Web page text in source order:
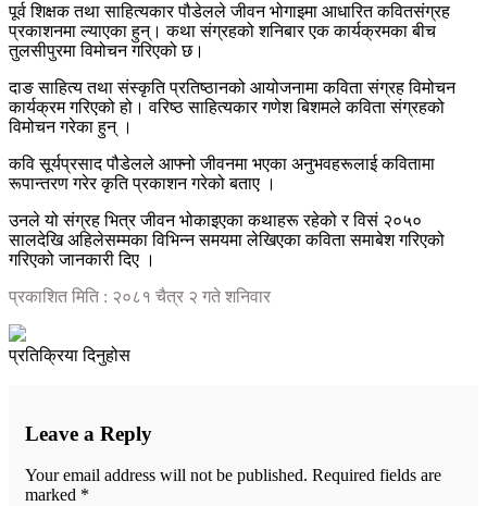
पूर्व शिक्षक तथा साहित्यकार पौडेलले जीवन भोगाइमा आधारित कवितसंग्रह
प्रकाशनमा ल्याएका हुन्। कथा संग्रहको शनिबार एक कार्यक्रमका बीच
तुलसीपुरमा विमोचन गरिएको छ।
दाङ साहित्य तथा संस्कृति प्रतिष्ठानको आयोजनामा कविता संग्रह विमोचन
कार्यक्रम गरिएको हो। वरिष्ठ साहित्यकार गणेश बिशमले कविता संग्रहको
विमोचन गरेका हुन् ।
कवि सूर्यप्रसाद पौडेलले आफ्नो जीवनमा भएका अनुभवहरूलाई कवितामा
रूपान्तरण गरेर कृति प्रकाशन गरेको बताए ।
उनले यो संग्रह भित्र जीवन भोकाइएका कथाहरू रहेको र विसं २०५०
सालदेखि अहिलेसम्मका विभिन्न समयमा लेखिएका कविता समाबेश गरिएको
गरिएको जानकारी दिए ।
प्रकाशित मिति : २०८१ चैत्र २ गते शनिवार
प्रतिक्रिया दिनुहोस
Leave a Reply
Your email address will not be published. Required fields are
marked *